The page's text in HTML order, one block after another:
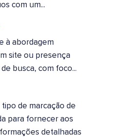
com um...
à abordagem
site ou presença
busca, com foco...
de marcação de
para fornecer aos
detalhadas